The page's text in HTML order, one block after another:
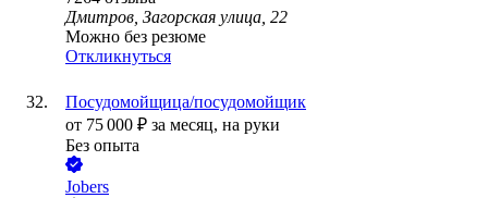
Дмитров, Загорская улица, 22
Можно без резюме
Откликнуться
Посудомойщица/посудомойщик
от 75 000 ₽ за месяц, на руки
Без опыта
Jobers